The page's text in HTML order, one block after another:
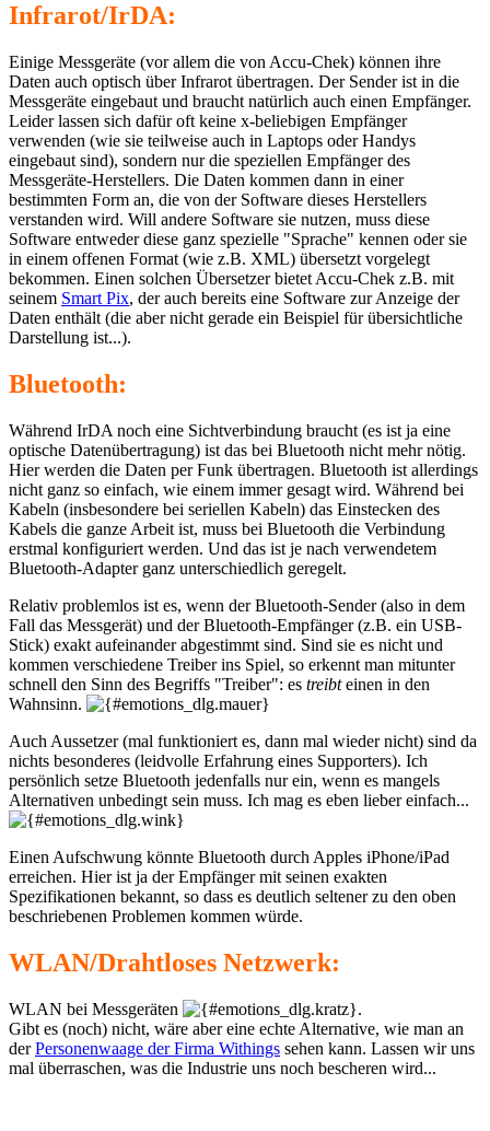
Infrarot/IrDA:
Einige Messgeräte (vor allem die von Accu-Chek) können ihre
Daten auch optisch über Infrarot übertragen. Der Sender ist in die
Messgeräte eingebaut und braucht natürlich auch einen Empfänger.
Leider lassen sich dafür oft keine x-beliebigen Empfänger
verwenden (wie sie teilweise auch in Laptops oder Handys
eingebaut sind), sondern nur die speziellen Empfänger des
Messgeräte-Herstellers. Die Daten kommen dann in einer
bestimmten Form an, die von der Software dieses Herstellers
verstanden wird. Will andere Software sie nutzen, muss diese
Software entweder diese ganz spezielle "Sprache" kennen oder sie
in einem offenen Format (wie z.B. XML) übersetzt vorgelegt
bekommen. Einen solchen Übersetzer bietet Accu-Chek z.B. mit
seinem Smart Pix, der auch bereits eine Software zur Anzeige der
Daten enthält (die aber nicht gerade ein Beispiel für übersichtliche
Darstellung ist...).
Bluetooth:
Während IrDA noch eine Sichtverbindung braucht (es ist ja eine
optische Datenübertragung) ist das bei Bluetooth nicht mehr nötig.
Hier werden die Daten per Funk übertragen. Bluetooth ist allerdings
nicht ganz so einfach, wie einem immer gesagt wird. Während bei
Kabeln (insbesondere bei seriellen Kabeln) das Einstecken des
Kabels die ganze Arbeit ist, muss bei Bluetooth die Verbindung
erstmal konfiguriert werden. Und das ist je nach verwendetem
Bluetooth-Adapter ganz unterschiedlich geregelt.
Relativ problemlos ist es, wenn der Bluetooth-Sender (also in dem
Fall das Messgerät) und der Bluetooth-Empfänger (z.B. ein USB-
Stick) exakt aufeinander abgestimmt sind. Sind sie es nicht und
kommen verschiedene Treiber ins Spiel, so erkennt man mitunter
schnell den Sinn des Begriffs "Treiber": es treibteinen in den
Wahnsinn.
Auch Aussetzer (mal funktioniert es, dann mal wieder nicht) sind da
nichts besonderes (leidvolle Erfahrung eines Supporters). Ich
persönlich setze Bluetooth jedenfalls nur ein, wenn es mangels
Alternativen unbedingt sein muss. Ich mag es eben lieber einfach...
Einen Aufschwung könnte Bluetooth durch Apples iPhone/iPad
erreichen. Hier ist ja der Empfänger mit seinen exakten
Spezifikationen bekannt, so dass es deutlich seltener zu den oben
beschriebenen Problemen kommen würde.
WLAN/Drahtloses Netzwerk:
WLAN bei Messgeräten
.
Gibt es (noch) nicht, wäre aber eine echte Alternative, wie man an
derPersonenwaage der Firma Withings sehen kann. Lassen wir uns
mal überraschen, was die Industrie uns noch bescheren wird...